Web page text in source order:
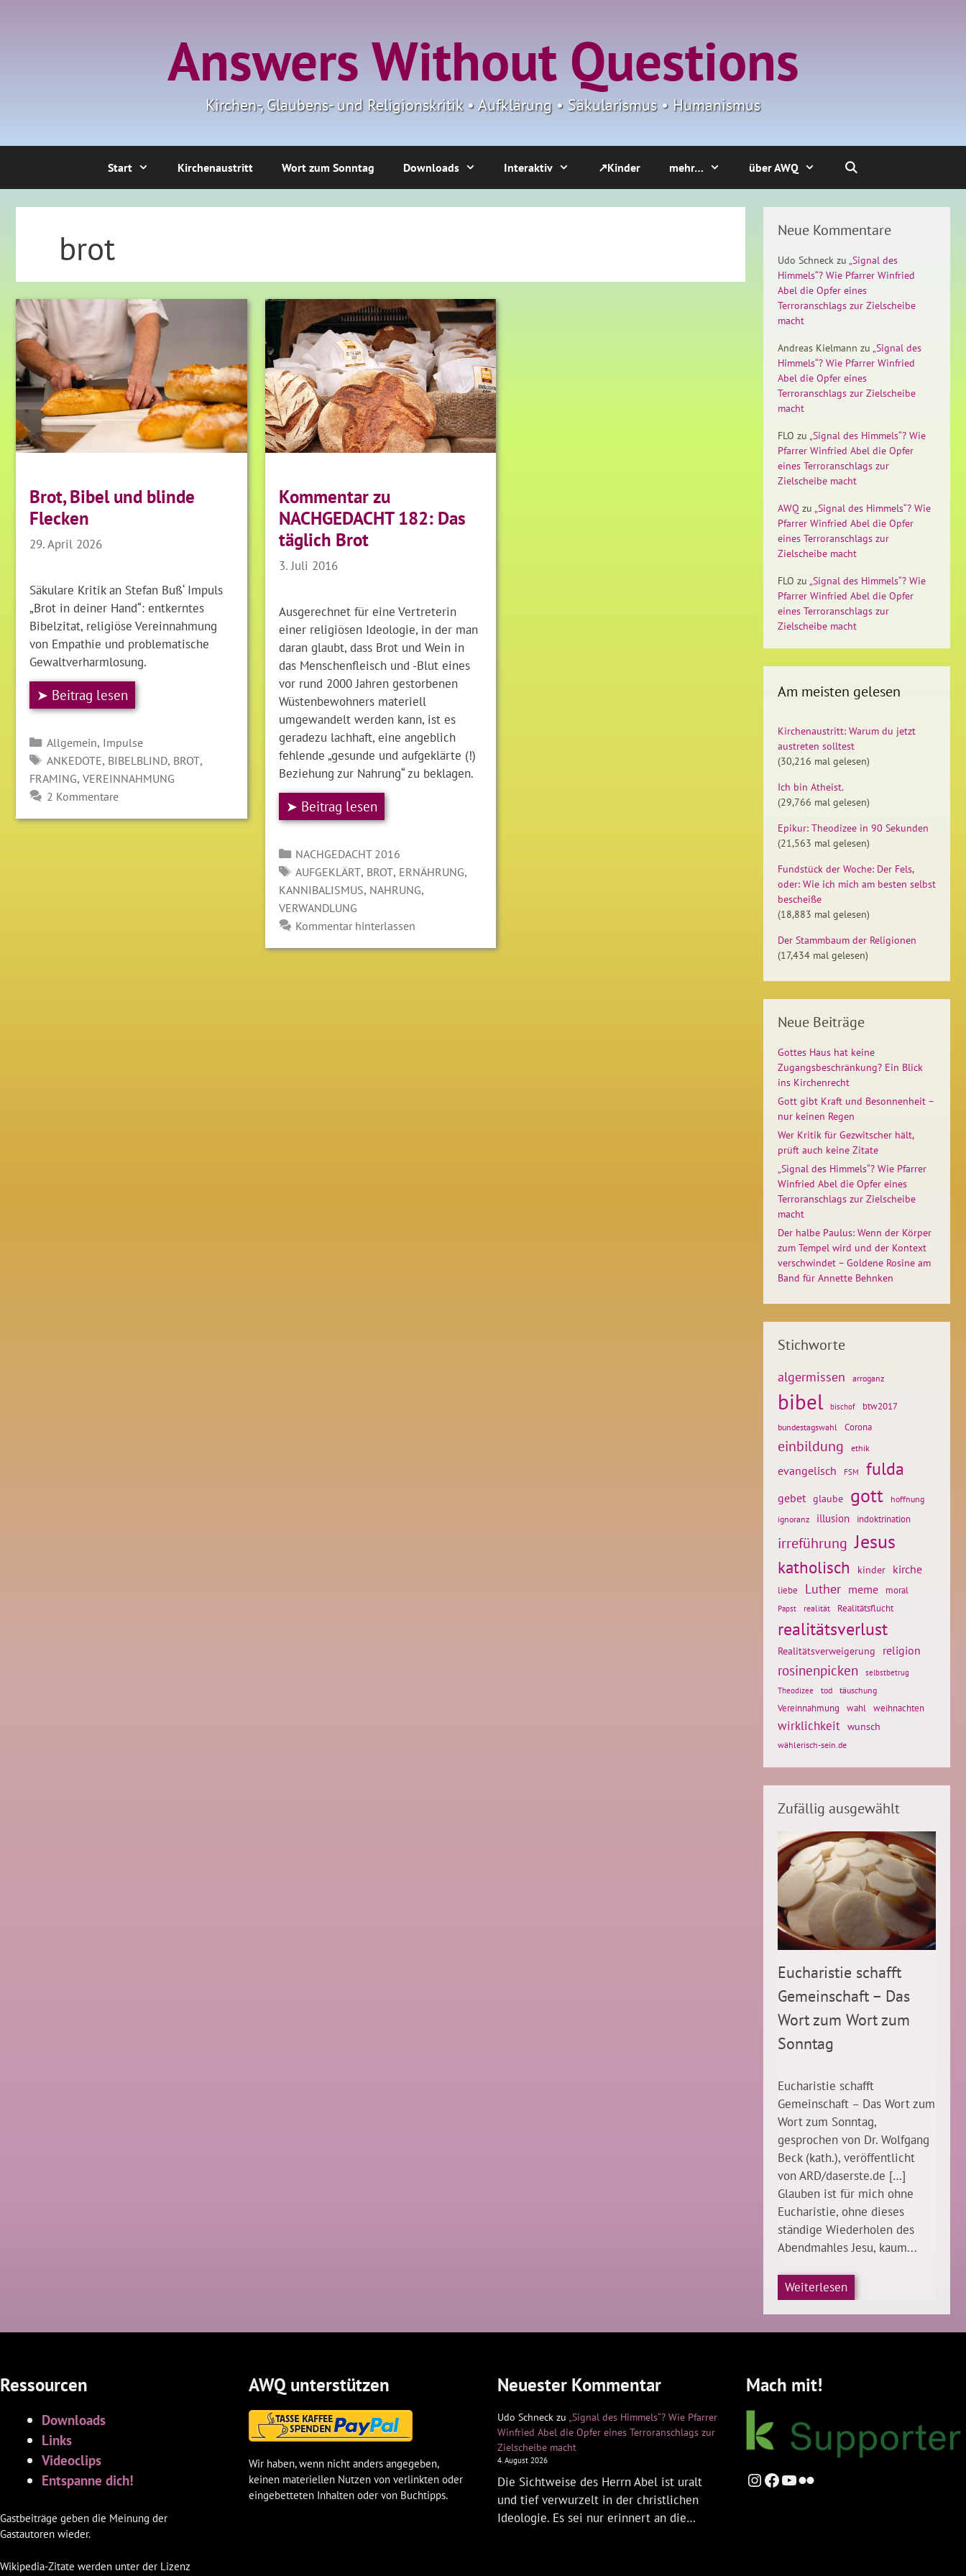
Answers Without Questions
Kirchen-, Glaubens- und Religionskritik • Aufklärung • Säkularismus • Humanismus
Start Kirchenaustritt Wort zum Sonntag Downloads Interaktiv ↗Kinder mehr… über AWQ
brot
Brot, Bibel und blinde
Flecken
29. April 2026
Säkulare Kritik an Stefan Buß‘ Impuls
„Brot in deiner Hand“: entkerntes
Bibelzitat, religiöse Vereinnahmung
von Empathie und problematische
Gewaltverharmlosung.
➤ Beitrag lesen
Kategorien
Allgemein, Impulse
SCHLAGWÖRTER
ANKEDOTE, BIBELBLIND, BROT,
FRAMING,VEREINNAHMUNG
2 Kommentare
Kommentar zu
NACHGEDACHT 182: Das
täglich Brot
3. Juli 2016
Ausgerechnet für eine Vertreterin
einer religiösen Ideologie, in der man
daran glaubt, dass Brot und Wein in
das Menschenfleisch und -Blut eines
vor rund 2000 Jahren gestorbenen
Wüstenbewohners materiell
umgewandelt werden kann, ist es
geradezu lachhaft, eine angeblich
fehlende „gesunde und aufgeklärte (!)
Beziehung zur Nahrung“ zu beklagen.
➤ Beitrag lesen
Kategorien
NACHGEDACHT 2016
SCHLAGWÖRTER
AUFGEKLÄRT, BROT, ERNÄHRUNG,
KANNIBALISMUS, NAHRUNG,
VERWANDLUNG
Kommentar hinterlassen
Neue Kommentare
Udo Schneck zu „Signal des
Himmels“? Wie Pfarrer Winfried
Abel die Opfer eines
Terroranschlags zur Zielscheibe
macht
Andreas Kielmann zu „Signal des
Himmels“? Wie Pfarrer Winfried
Abel die Opfer eines
Terroranschlags zur Zielscheibe
macht
FLO zu „Signal des Himmels“? Wie
Pfarrer Winfried Abel die Opfer
eines Terroranschlags zur
Zielscheibe macht
AWQ zu „Signal des Himmels“? Wie
Pfarrer Winfried Abel die Opfer
eines Terroranschlags zur
Zielscheibe macht
FLO zu „Signal des Himmels“? Wie
Pfarrer Winfried Abel die Opfer
eines Terroranschlags zur
Zielscheibe macht
Am meisten gelesen
Kirchenaustritt: Warum du jetzt
austreten solltest
(30,216 mal gelesen)
Ich bin Atheist.
(29,766 mal gelesen)
Epikur: Theodizee in 90 Sekunden
(21,563 mal gelesen)
Fundstück der Woche: Der Fels,
oder: Wie ich mich am besten selbst
bescheiße
(18,883 mal gelesen)
Der Stammbaum der Religionen
(17,434 mal gelesen)
Neue Beiträge
Gottes Haus hat keine
Zugangsbeschränkung? Ein Blick
ins Kirchenrecht
Gott gibt Kraft und Besonnenheit –
nur keinen Regen
Wer Kritik für Gezwitscher hält,
prüft auch keine Zitate
„Signal des Himmels“? Wie Pfarrer
Winfried Abel die Opfer eines
Terroranschlags zur Zielscheibe
macht
Der halbe Paulus: Wenn der Körper
zum Tempel wird und der Kontext
verschwindet – Goldene Rosine am
Band für Annette Behnken
Stichworte
algermissen arroganz
bibel bischof btw2017
bundestagswahl Corona
einbildung ethik
evangelisch FSM fulda
gebet glaube gott
hoffnung
ignoranz
illusion indoktrination
irreführung Jesus
katholisch kinder kirche
liebe Luther meme moral
Papst realität Realitätsflucht
realitätsverlust
Realitätsverweigerung religion
rosinenpicken
selbstbetrug
Theodizee
tod täuschung
Vereinnahmung wahl weihnachten
wirklichkeit wunsch
wählerisch-sein.de
Zufällig ausgewählt
Eucharistie schafft
Gemeinschaft – Das
Wort zum Wort zum
Sonntag
Eucharistie schafft
Gemeinschaft – Das Wort zum
Wort zum Sonntag,
gesprochen von Dr. Wolfgang
Beck (kath.), veröffentlicht
von ARD/daserste.de […]
Glauben ist für mich ohne
Eucharistie, ohne dieses
ständige Wiederholen des
Abendmahles Jesu, kaum...
Weiterlesen
Ressourcen
Downloads
Links
Videoclips
Entspanne dich!
Gastbeiträge geben die Meinung der
Gastautoren wieder.
Wikipedia-Zitate werden unter der Lizenz
AWQ unterstützen
Wir haben, wenn nicht anders angegeben,
keinen materiellen Nutzen von verlinkten oder
eingebetteten Inhalten oder von Buchtipps.
Neuester Kommentar
Udo Schneck zu „Signal des Himmels“? Wie Pfarrer
Winfried Abel die Opfer eines Terroranschlags zur
Zielscheibe macht
4. August 2026
Die Sichtweise des Herrn Abel ist uralt
und tief verwurzelt in der christlichen
Ideologie. Es sei nur erinnert an die…
Mach mit!
Instagram
Facebook
YouTube
Flickr